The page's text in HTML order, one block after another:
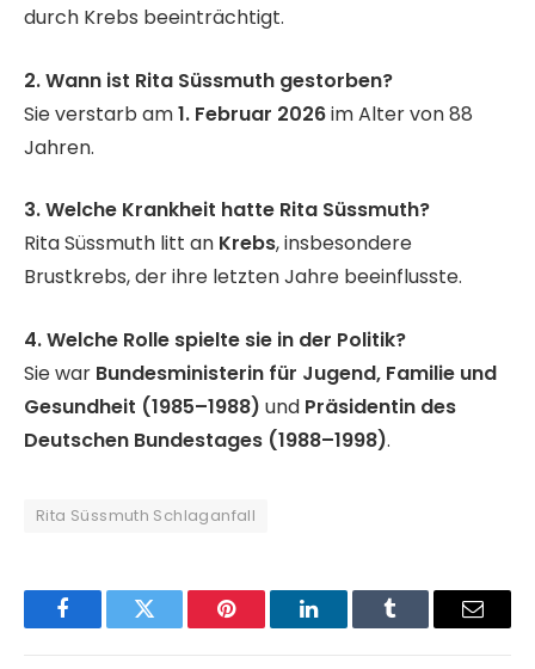
durch Krebs beeinträchtigt.
2. Wann ist Rita Süssmuth gestorben?
Sie verstarb am1. Februar 2026im Alter von 88
Jahren.
3. Welche Krankheit hatte Rita Süssmuth?
Rita Süssmuth litt an Krebs, insbesondere
Brustkrebs, der ihre letzten Jahre beeinflusste.
4. Welche Rolle spielte sie in der Politik?
Sie war Bundesministerin für Jugend, Familie und
Gesundheit (1985–1988) und Präsidentin des
Deutschen Bundestages (1988–1998).
Rita Süssmuth Schlaganfall
FacebookTwitter Pinterest LinkedInTumblr Email